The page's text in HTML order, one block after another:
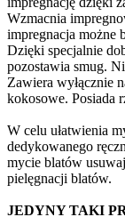
Wzmacnia
impregnacja możne
Dzięki specjalnie
pozostawia smug.
Zawiera wyłącznie
kokosowe. Posiada
W celu ułatwienia
dedykowanego
mycie blatów
pielęgnacji blatów.
JEDYNY TAKI